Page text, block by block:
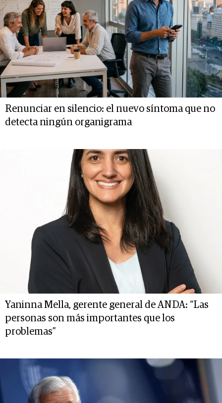
Renunciar en silencio: el nuevo síntoma que no
detecta ningún organigrama
Yaninna Mella, gerente general de ANDA: “Las
personas son más importantes que los
problemas”